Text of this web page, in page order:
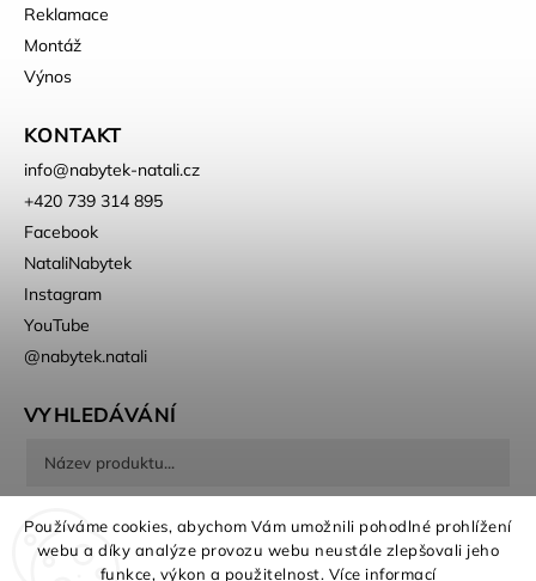
Používáme cookies, abychom Vám umožnili pohodlné prohlížení
webu a díky analýze provozu webu neustále zlepšovali jeho
funkce, výkon a použitelnost. Více informací
Reklamace
Montáž
Výnos
KONTAKT
info@nabytek-natali.cz
+420 739 314 895
Facebook
NataliNabytek
Instagram
YouTube
@nabytek.natali
VYHLEDÁVÁNÍ
Hledat